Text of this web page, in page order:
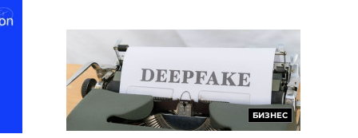
БИЗНЕС